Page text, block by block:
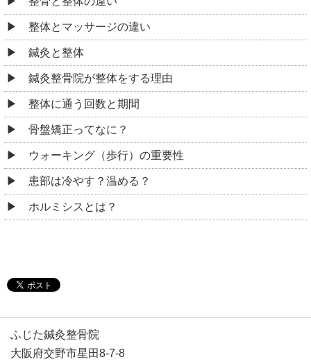
整体とマッサージの違い
鍼灸と整体
鍼灸整骨院が整体をする理由
整体に通う回数と期間
骨盤矯正ってなに？
ウォーキング（歩行）の重要性
患部は冷やす？温める？
ホルミシスとは？
ふじた鍼灸整骨院
大阪府交野市星田8-7-8